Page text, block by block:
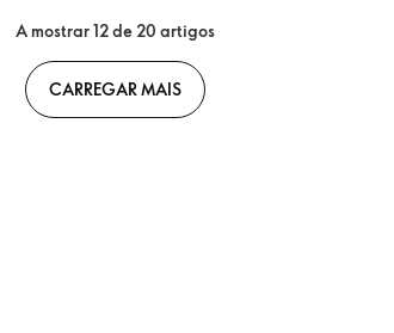
A mostrar 12 de 20 artigos
CARREGAR MAIS